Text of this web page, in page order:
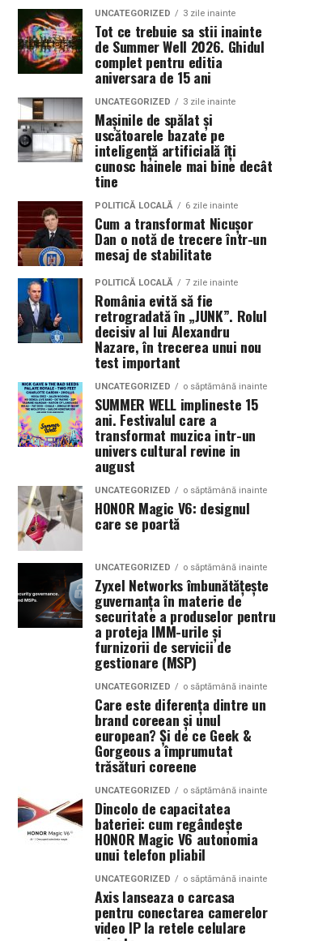
UNCATEGORIZED 3 zile inainte
Tot ce trebuie sa stii inainte
de Summer Well 2026. Ghidul
complet pentru editia
aniversara de 15 ani
UNCATEGORIZED 3 zile inainte
Mașinile de spălat și
uscătoarele bazate pe
inteligență artificială îți
cunosc hainele mai bine decât
tine
POLITICĂ LOCALĂ 6 zile inainte
Cum a transformat Nicușor
Dan o notă de trecere într-un
mesaj de stabilitate
POLITICĂ LOCALĂ 7 zile inainte
România evită să fie
retrogradată în „JUNK”. Rolul
decisiv al lui Alexandru
Nazare, în trecerea unui nou
test important
UNCATEGORIZED o săptămână inainte
SUMMER WELL implineste 15
ani. Festivalul care a
transformat muzica intr-un
univers cultural revine in
august
UNCATEGORIZED o săptămână inainte
HONOR Magic V6: designul
care se poartă
UNCATEGORIZED o săptămână inainte
Zyxel Networks îmbunătățește
guvernanța în materie de
securitate a produselor pentru
a proteja IMM-urile și
furnizorii de servicii de
gestionare (MSP)
UNCATEGORIZED o săptămână inainte
Care este diferența dintre un
brand coreean și unul
european? Și de ce Geek &
Gorgeous a împrumutat
trăsături coreene
UNCATEGORIZED o săptămână inainte
Dincolo de capacitatea
bateriei: cum regândește
HONOR Magic V6 autonomia
unui telefon pliabil
UNCATEGORIZED o săptămână inainte
Axis lanseaza o carcasa
pentru conectarea camerelor
video IP la retele celulare